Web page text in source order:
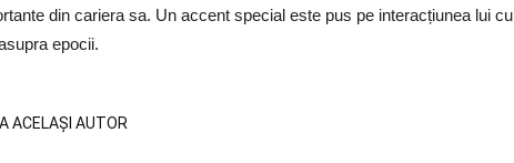
din cariera sa. Un accent special este pus pe interacțiunea lui cu
epocii.
ACELAȘI AUTOR